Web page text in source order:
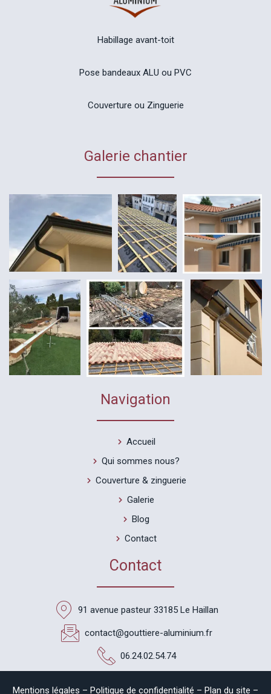
Habillage avant-toit
Pose bandeaux ALU ou PVC
Couverture ou Zinguerie
Galerie chantier
Navigation
Accueil
Qui sommes nous?
Couverture & zinguerie
Galerie
Blog
Contact
Contact
91 avenue pasteur 33185 Le Haillan
contact@gouttiere-aluminium.fr
06.24.02.54.74
Mentions légales – Politique de confidentialité – Plan du site –